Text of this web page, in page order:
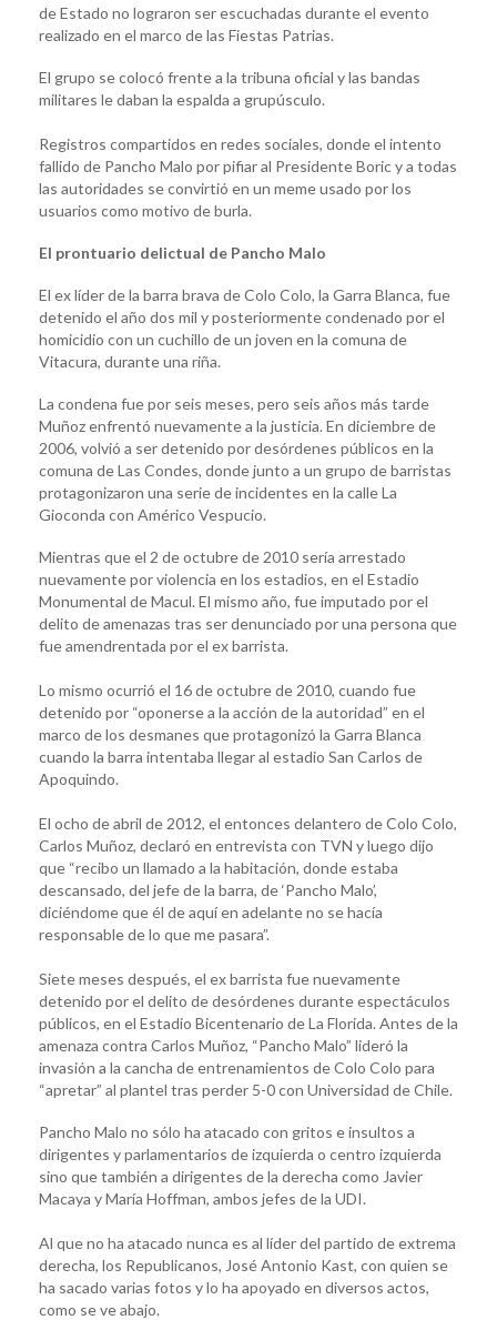
de Estado no lograron ser escuchadas durante el evento
realizado en el marco de las Fiestas Patrias.
El grupo se colocó frente a la tribuna oficial y las bandas
militares le daban la espalda a grupúsculo.
Registros compartidos en redes sociales, donde el intento
fallido de Pancho Malo por pifiar al Presidente Boric y a todas
las autoridades se convirtió en un meme usado por los
usuarios como motivo de burla.
El prontuario delictual de Pancho Malo
El ex líder de la barra brava de Colo Colo, la Garra Blanca, fue
detenido el año dos mil y posteriormente condenado por el
homicidio con un cuchillo de un joven en la comuna de
Vitacura, durante una riña.
La condena fue por seis meses, pero seis años más tarde
Muñoz enfrentó nuevamente a la justicia. En diciembre de
2006, volvió a ser detenido por desórdenes públicos en la
comuna de Las Condes, donde junto a un grupo de barristas
protagonizaron una serie de incidentes en la calle La
Gioconda con Américo Vespucio.
Mientras que el 2 de octubre de 2010 sería arrestado
nuevamente por violencia en los estadios, en el Estadio
Monumental de Macul. El mismo año, fue imputado por el
delito de amenazas tras ser denunciado por una persona que
fue amendrentada por el ex barrista.
Lo mismo ocurrió el 16 de octubre de 2010, cuando fue
detenido por “oponerse a la acción de la autoridad” en el
marco de los desmanes que protagonizó la Garra Blanca
cuando la barra intentaba llegar al estadio San Carlos de
Apoquindo.
El ocho de abril de 2012, el entonces delantero de Colo Colo,
Carlos Muñoz, declaró en entrevista con TVN y luego dijo
que “recibo un llamado a la habitación, donde estaba
descansado, del jefe de la barra, de ‘Pancho Malo’,
diciéndome que él de aquí en adelante no se hacía
responsable de lo que me pasara”.
Siete meses después, el ex barrista fue nuevamente
detenido por el delito de desórdenes durante espectáculos
públicos, en el Estadio Bicentenario de La Florida. Antes de la
amenaza contra Carlos Muñoz, “Pancho Malo” lideró la
invasión a la cancha de entrenamientos de Colo Colo para
“apretar” al plantel tras perder 5-0 con Universidad de Chile.
Pancho Malo no sólo ha atacado con gritos e insultos a
dirigentes y parlamentarios de izquierda o centro izquierda
sino que también a dirigentes de la derecha como Javier
Macaya y María Hoffman, ambos jefes de la UDI.
Al que no ha atacado nunca es al líder del partido de extrema
derecha, los Republicanos, José Antonio Kast, con quien se
ha sacado varias fotos y lo ha apoyado en diversos actos,
como se ve abajo.